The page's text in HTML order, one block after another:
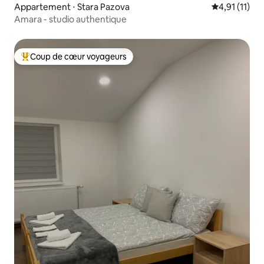
Appartement ⋅ Stara Pazova Évaluation
4,91 (11)
Amara - studio authentique
Coups de cœur voyageurs les plus appréciés
Coup de cœur voyageurs